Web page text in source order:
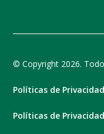
© Copyright 2026.
Políticas de
Políticas de